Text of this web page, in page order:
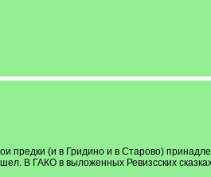
предки (и в Гридино и в Старово)
В ГАКО в выложенных Ревизсских